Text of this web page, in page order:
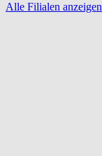
Alle Filialen anzeigen